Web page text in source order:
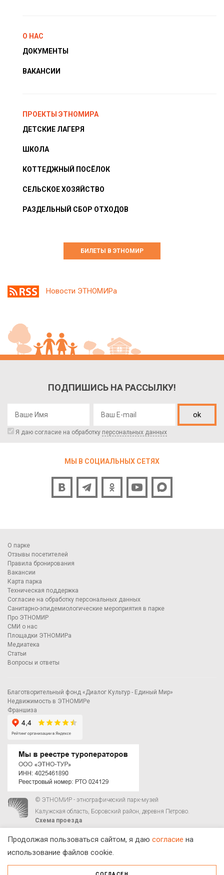
О НАС
ДОКУМЕНТЫ
ВАКАНСИИ
ПРОЕКТЫ ЭТНОМИРА
ДЕТСКИЕ ЛАГЕРЯ
ШКОЛА
КОТТЕДЖНЫЙ ПОСЁЛОК
СЕЛЬСКОЕ ХОЗЯЙСТВО
РАЗДЕЛЬНЫЙ СБОР ОТХОДОВ
БИЛЕТЫ В ЭТНОМИР
Новости ЭТНОМИРа
ПОДПИШИСЬ НА РАССЫЛКУ!
ok
Я даю согласие на обработку персональных данных
МЫ В СОЦИАЛЬНЫХ СЕТЯХ
О парке
Отзывы посетителей
Правила бронирования
Вакансии
Карта парка
Техническая поддержка
Согласие на обработку персональных данных
Санитарно-эпидемиологические мероприятия в парке
Про ЭТНОМИР
СМИ о нас
Площадки ЭТНОМИРа
Медиатека
Статьи
Вопросы и ответы
Благотворительный фонд «Диалог Культур - Единый Мир»
Недвижимость в ЭТНОМИРе
Франшиза
© ЭТНОМИР - этнографический парк-музей
Калужская область, Боровский район, деревня Петрово.
Схема проезда
Продолжая пользоваться сайтом, я даю согласие на
использование файлов cookie.